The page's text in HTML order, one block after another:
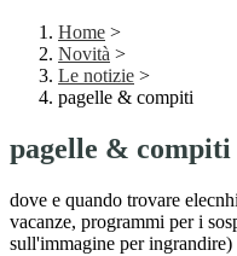
Home >
Novità >
Le notizie >
pagelle & compiti
pagelle & compiti
dove e quando trovare
vacanze, programmi per i
sull'immagine per ingrandire)